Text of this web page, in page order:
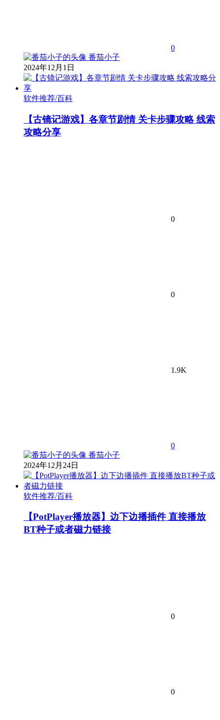
0
番茄小子
2024年12月1日
软件推荐/百科
【古镜记游戏】各章节剧情 关卡步骤攻略 线索
攻略分享
0
0
1.9K
0
番茄小子
2024年12月24日
软件推荐/百科
【PotPlayer播放器】边下边播插件 直接播放
BT种子或者磁力链接
0
0